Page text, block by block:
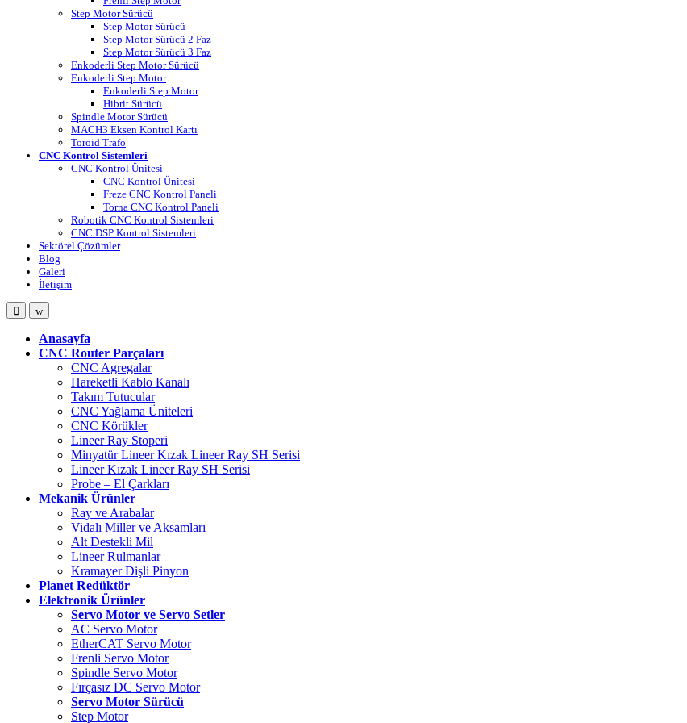
Step Motor Sürücü
Step Motor Sürücü
Step Motor Sürücü 2 Faz
Step Motor Sürücü 3 Faz
Enkoderli Step Motor Sürücü
Enkoderli Step Motor
Enkoderli Step Motor
Hibrit Sürücü
Spindle Motor Sürücü
MACH3 Eksen Kontrol Kartı
Toroid Trafo
CNC Kontrol Sistemleri
CNC Kontrol Ünitesi
CNC Kontrol Ünitesi
Freze CNC Kontrol Paneli
Torna CNC Kontrol Paneli
Robotik CNC Kontrol Sistemleri
CNC DSP Kontrol Sistemleri
Sektörel Çözümler
Blog
Galeri
İletişim
OpenClose
Anasayfa
CNC Router Parçaları
CNC Agregalar
Hareketli Kablo Kanalı
Takım Tutucular
CNC Yağlama Üniteleri
CNC Körükler
Lineer Ray Stoperi
Minyatür Lineer Kızak Lineer Ray SH Serisi
Lineer Kızak Lineer Ray SH Serisi
Probe – El Çarkları
Mekanik Ürünler
Ray ve Arabalar
Vidalı Miller ve Aksamları
Alt Destekli Mil
Lineer Rulmanlar
Kramayer Dişli Pinyon
Planet Redüktör
Elektronik Ürünler
Servo Motor ve Servo Setler
AC Servo Motor
EtherCAT Servo Motor
Frenli Servo Motor
Spindle Servo Motor
Fırçasız DC Servo Motor
Servo Motor Sürücü
Step Motor